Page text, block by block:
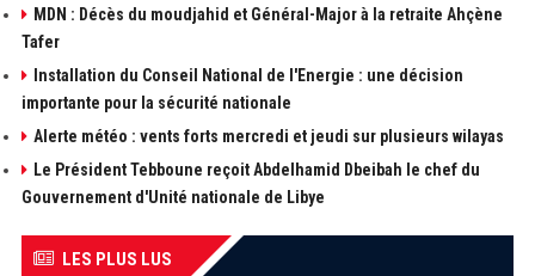
MDN : Décès du moudjahid et Général-Major à la retraite Ahçène
Tafer
Installation du Conseil National de l'Energie : une décision
importante pour la sécurité nationale
Alerte météo : vents forts mercredi et jeudi sur plusieurs wilayas
Le Président Tebboune reçoit Abdelhamid Dbeibah le chef du
Gouvernement d'Unité nationale de Libye
LES PLUS LUS